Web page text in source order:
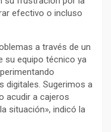
efectivo o incluso
a través de un
su equipo técnico ya
digitales. Sugerimos a
acudir a cajeros
situación», indicó la